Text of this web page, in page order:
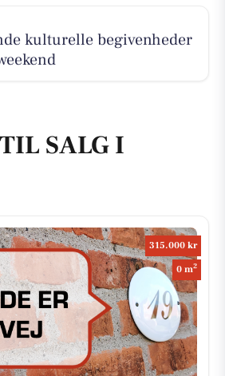
kulturelle begivenheder
SALG I
315.000 kr
0 m2